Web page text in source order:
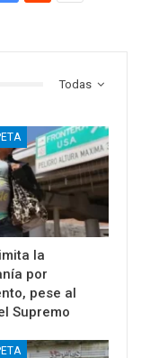
Todas
la
por
pese al
Supremo